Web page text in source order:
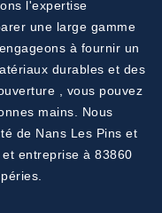
l'expertise
une large gamme
à fournir un
durables et des
, vous pouvez
mains. Nous
de Nans Les Pins et
entreprise à 83860